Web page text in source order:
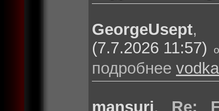
GeorgeUsept
(7.7.2026 11:57)
подробнее
mansuri, Re: